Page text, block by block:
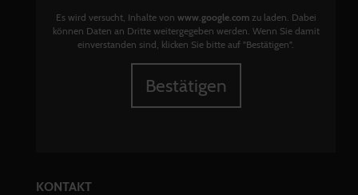
Es wird versucht, Inhalte von www.google.comzu laden. Dabei
können Daten an Dritte weitergegeben werden. Wenn Sie damit
einverstanden sind, klicken Sie bitte auf "Bestätigen".
Bestätigen
KONTAKT